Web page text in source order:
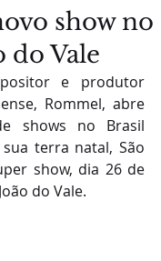
show no
do Vale
e produtor
Rommel, abre
shows no Brasil
terra natal, São
show, dia 26 de
do Vale.